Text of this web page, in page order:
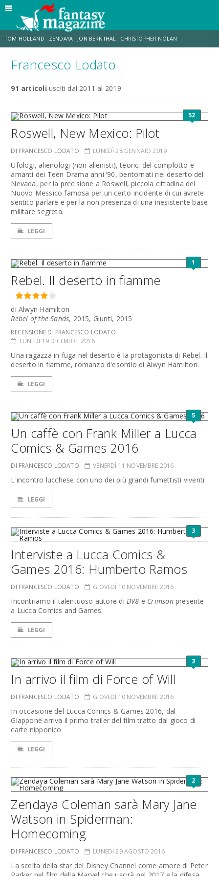
TOM HOLLAND ZENDAYA JON BERNTHAL CHRISTOPHER NOLAN
STRANIMONDI LUCCA COMICS & GAMES
Francesco Lodato
91 articoli usciti dal 2011 al 2019
52
Roswell, New Mexico: Pilot
DI FRANCESCO LODATO LUNEDÌ 28 GENNAIO 2019
Ufologi, alienologi (non alienisti), teorici del complotto e
amanti dei Teen Drama anni ’90, bentornati nel deserto del
Nevada, per la precisione a Roswell, piccola cittadina del
Nuovo Messico famosa per un certo incidente di cui avrete
sentito parlare e per la non presenza di una inesistente base
militare segreta.
LEGGI
1
Rebel. Il deserto in fiamme
di Alwyn Hamilton
Rebel of the Sands, 2015, Giunti, 2015
RECENSIONE DI FRANCESCO LODATO
LUNEDÌ 19 DICEMBRE 2016
Una ragazza in fuga nel deserto è la protagonista di Rebel. Il
deserto in fiamme, romanzo d'esordio di Alwyn Hamilton.
LEGGI
5
Un caffè con Frank Miller a Lucca
Comics & Games 2016
DI FRANCESCO LODATO VENERDÌ 11 NOVEMBRE 2016
L'incontro lucchese con uno dei più grandi fumettisti viventi.
LEGGI
3
Interviste a Lucca Comics &
Games 2016: Humberto Ramos
DI FRANCESCO LODATO GIOVEDÌ 10 NOVEMBRE 2016
Incontriamo il talentuoso autore di DV8 e Crimsonpresente
a Lucca Comics and Games.
LEGGI
3
In arrivo il film di Force of Will
DI FRANCESCO LODATO GIOVEDÌ 10 NOVEMBRE 2016
In occasione del Lucca Comics & Games 2016, dal
Giappone arriva il primo trailer del film tratto dal gioco di
carte nipponico
LEGGI
2
Zendaya Coleman sarà Mary Jane
Watson in Spiderman:
Homecoming
DI FRANCESCO LODATO LUNEDÌ 29 AGOSTO 2016
La scelta della star del Disney Channel come amore di Peter